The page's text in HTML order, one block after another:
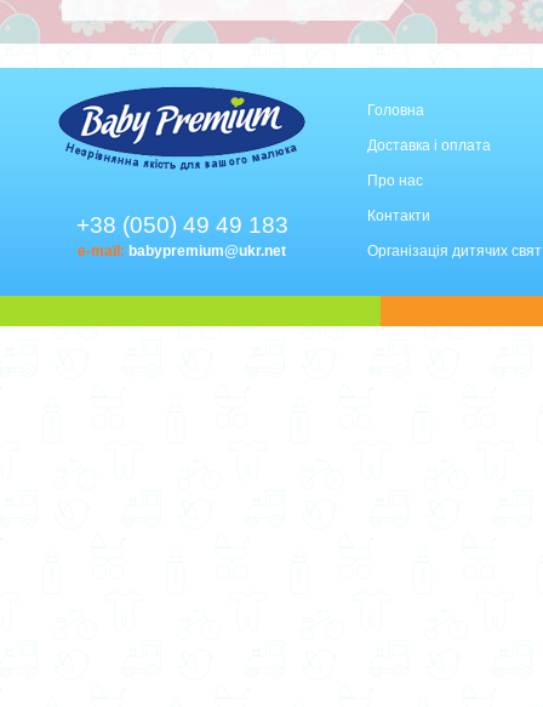
+38 (050) 49 49 183
e-mail: babypremium@ukr.net
Головна
Доставка і оплата
Про нас
Контакти
Організація дитячих свят